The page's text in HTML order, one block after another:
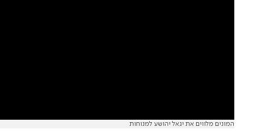
המונים מלווים את יגאל יהושע למנוחות